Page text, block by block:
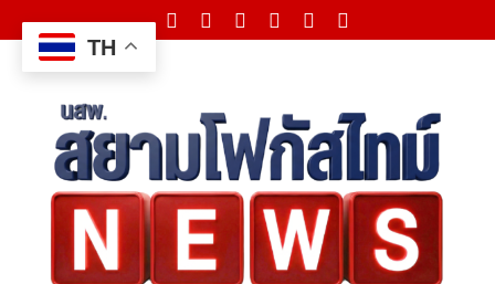
to
content
TH